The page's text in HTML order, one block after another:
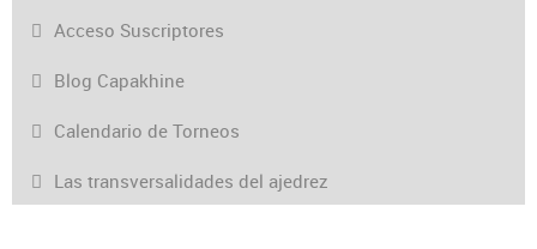
Acceso Suscriptores
Blog Capakhine
Calendario de Torneos
Las transversalidades del ajedrez